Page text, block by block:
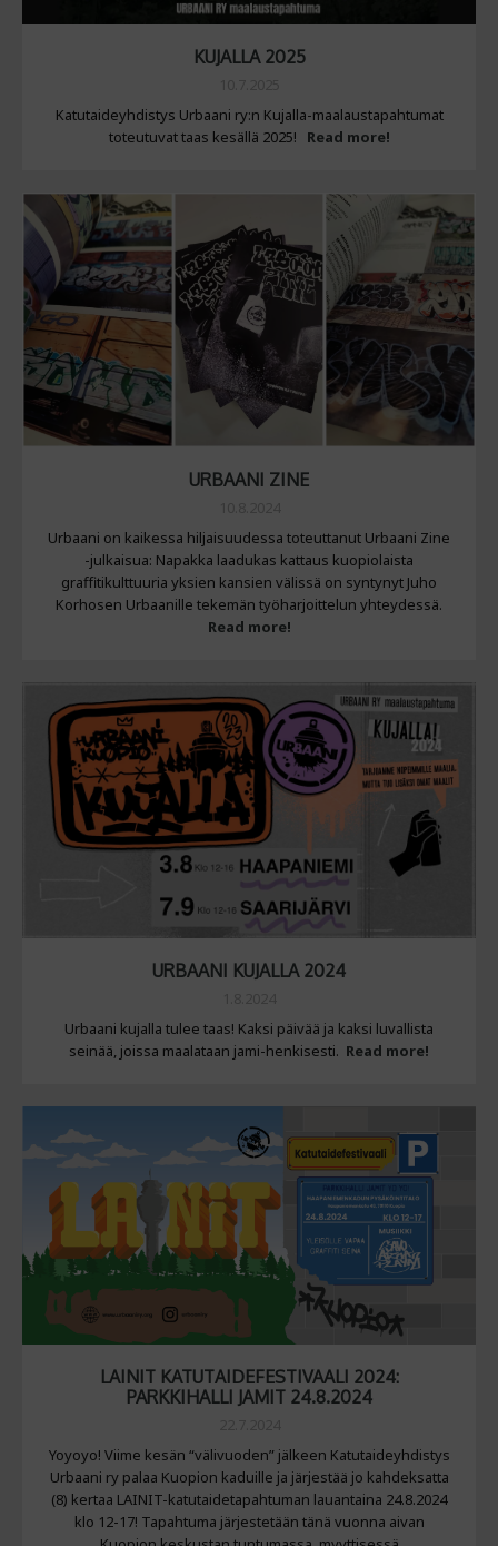
KUJALLA 2025
Katutaideyhdistys Urbaani ry:n Kujalla-maalaustapahtumat
toteutuvat taas kesällä 2025! Read more!
URBAANI ZINE
Urbaani on kaikessa hiljaisuudessa toteuttanut Urbaani Zine
-julkaisua: Napakka laadukas kattaus kuopiolaista
graffitikulttuuria yksien kansien välissä on syntynyt Juho
Korhosen Urbaanille tekemän työharjoittelun yhteydessä.
Read more!
URBAANI KUJALLA 2024
Urbaani kujalla tulee taas! Kaksi päivää ja kaksi luvallista
seinää, joissa maalataan jami-henkisesti. Read more!
LAINIT KATUTAIDEFESTIVAALI 2024:
PARKKIHALLI JAMIT 24.8.2024
Yoyoyo! Viime kesän “välivuoden” jälkeen Katutaideyhdistys
Urbaani ry palaa Kuopion kaduille ja järjestää jo kahdeksatta
(8) kertaa LAINIT-katutaidetapahtuman lauantaina 24.8.2024
klo 12-17! Tapahtuma järjestetään tänä vuonna aivan